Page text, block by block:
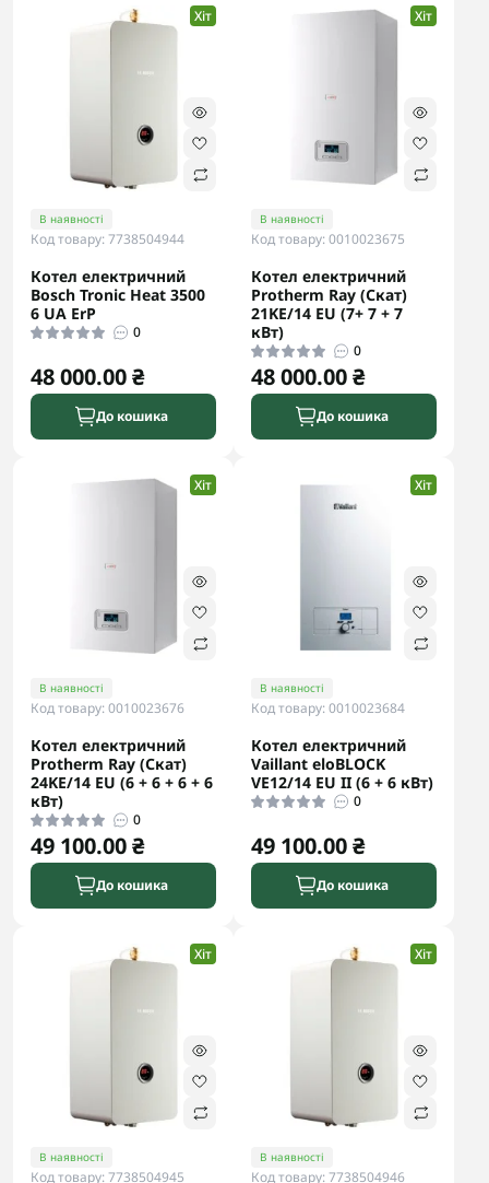
Хіт
В наявності
Код товару: 7738504944
Котел електричний
Bosch Tronic Heat 3500
6 UA ErP
0
48 000.00 ₴
До кошика
Хіт
В наявності
Код товару: 0010023675
Котел електричний
Protherm Ray (Скат)
21KE/14 ЕU (7+ 7 + 7
кВт)
0
48 000.00 ₴
До кошика
Хіт
В наявності
Код товару: 0010023676
Котел електричний
Protherm Ray (Скат)
24KE/14 ЕU (6 + 6 + 6 + 6
кВт)
0
49 100.00 ₴
До кошика
Хіт
В наявності
Код товару: 0010023684
Котел електричний
Vaillant eloBLOCK
VE12/14 ЕU II (6 + 6 кВт)
0
49 100.00 ₴
До кошика
Хіт
В наявності
Код товару: 7738504945
Хіт
В наявності
Код товару: 7738504946